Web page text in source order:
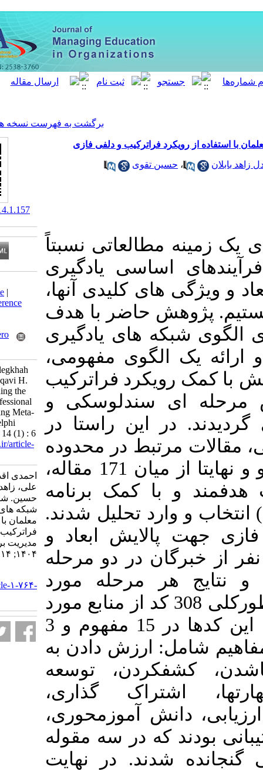
برگشت به فهرست نسخه ها
فراترکیب و دلفی فازی
تقوی
نسبتاً
یادگیری
کلیدی آن­ها،
حاضر با هدف
های یادگیری
مفهومی،
فراترکیب
سندلوسکی و
در این راستا در
در محدوده
زمانی (2005-2024) جست­جو و نهایتا از میان 171 مقاله،
و با کمک برنامه
تحلیل شدند.
ابعاد و
در دو مرحله
مرحله مورد
قرار گرفت. به­ طورکلی 308 کد از منابع مورد
که این کدها در 15 مفهوم و 3
ارزش­ دادن به
توسعه
گذاری،
­آموزمحوری،
که در سه مقوله
در نهایت
‎ 10.61882/meo.14.1.157
Download citation:
BibTeX
RIS|EndNote|
Medlars
ProCite
Reference
RefWorks
Mendeley
Zotero
Ahmadiaghdam J, Khalegkhah
A, Zahedbabelan A, Taqavi H.
Identifying and Explaining the
Model of Teachers' Professional
Learning Networks Using Meta-
synthesis and Fuzzy Delphi
Approach. MEO 2025; 14 (1) : 6
URL:http://journalieaa.ir/article-
1-764-fa.html
احمدی اقدم جواد، خالق خواه
علی، زاهد بابلان عادل، تقوی
حسین. شناسایی و تبیین الگوی
شبکه های یادگیری حرفه ای
معلمان با استفاده از رویکرد
فراترکیب و دلفی فازی. نشریه
مديريت بر آموزش سازمانها.
۱۴۰۴; ۱۴ (۱) :۱۵۷-۱۸۶
http://journalieaa.ir/article-۱-۷۶۴-